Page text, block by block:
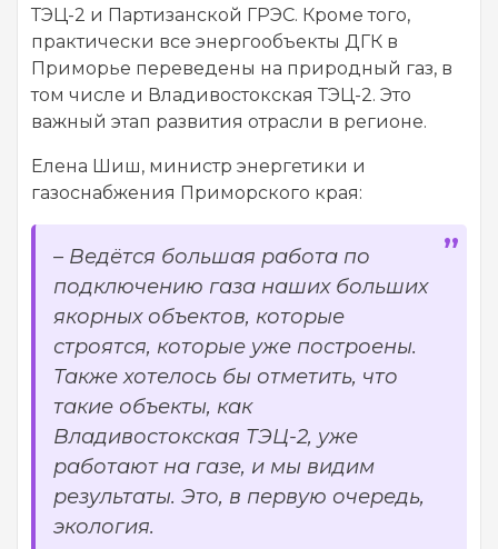
ТЭЦ-2 и Партизанской ГРЭС. Кроме того,
практически все энергообъекты ДГК в
Приморье переведены на природный газ, в
том числе и Владивостокская ТЭЦ-2. Это
важный этап развития отрасли в регионе.
Елена Шиш, министр энергетики и
газоснабжения Приморского края:
– Ведётся большая работа по
подключению газа наших больших
якорных объектов, которые
строятся, которые уже построены.
Также хотелось бы отметить, что
такие объекты, как
Владивостокская ТЭЦ-2, уже
работают на газе, и мы видим
результаты. Это, в первую очередь,
экология.